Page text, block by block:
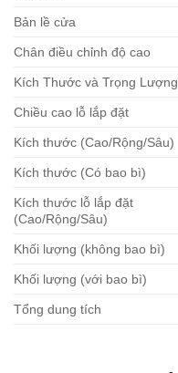
Bản lề cửa
Chân điều chỉnh độ cao
Kích Thước và Trọng Lượng
Chiều cao lỗ lắp đặt
Kích thước (Cao/Rộng/Sâu)
Kích thước (Có bao bì)
Kích thước lỗ lắp đặt
(Cao/Rộng/Sâu)
Khối lượng (không bao bì)
Khối lượng (với bao bì)
Tổng dung tích